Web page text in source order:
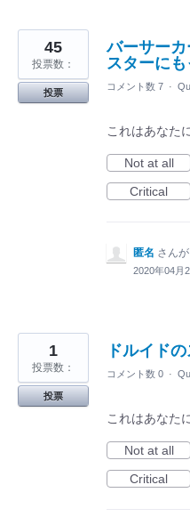
バーサー
スターに
45
投票数：
投票
コメント数 7 ·
これはあなた
Not at all
Critical
匿名 さん
2020年04月
ドルイド
1
投票数：
投票
コメント数 0 ·
これはあなた
Not at all
Critical